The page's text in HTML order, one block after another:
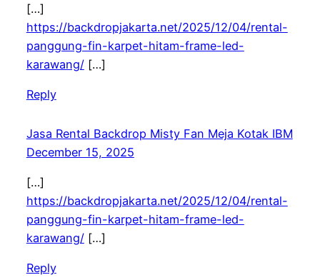
[…]
https://backdropjakarta.net/2025/12/04/rental-
panggung-fin-karpet-hitam-frame-led-
karawang/[…]
Reply
Jasa Rental Backdrop Misty Fan Meja Kotak IBM
December 15, 2025
[…]
https://backdropjakarta.net/2025/12/04/rental-
panggung-fin-karpet-hitam-frame-led-
karawang/[…]
Reply